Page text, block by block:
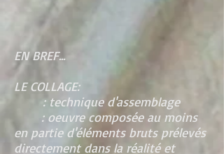
EN BREF...
LE COLLAGE:
: technique d'assemblage
: oeuvre composée au moins
en partie d'éléments bruts prélevés
directement dans la réalité et